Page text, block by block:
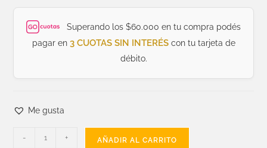
Superando los $60.000 en tu compra podés
pagar en 3 CUOTAS SIN INTERÉScon tu tarjeta de
débito.
Me gusta
- + AÑADIR AL CARRITO